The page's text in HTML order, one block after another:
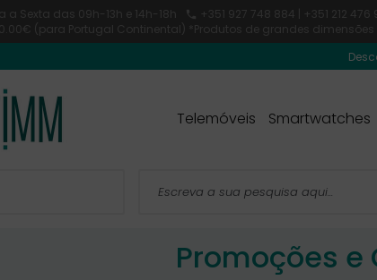
a Sexta das 09h-13h e 14h-18h  +351 927 748 884 | +351 212 476
(para Portugal Continental) *Produtos de grandes
Telemóveis Smartwatches
Promoções e